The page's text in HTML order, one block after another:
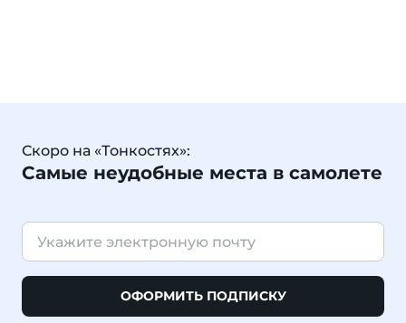
Скоро на «Тонкостях»:
Самые неудобные места в самолете
ОФОРМИТЬ ПОДПИСКУ